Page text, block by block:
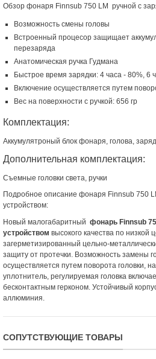
Обзор фонаря Finnsub 750 LM ручной с
Возможность смены головы
Встроенный процесор защищает
перезаряда
Анатомическая ручка Гудмана
Быстрое время зарядки: 4 часа - 80%, 6
Включение осуществляется путем
Вес на поверхности с ручкой: 656 гр
Комплектация:
Аккумулятроный блок фонаря, голова,
Дополнительная комплектация:
Съемные головки света, ручки
Подробное описание фонаря Finnsub 750
устройством:
Новый малогабаритный фонарь Finnsub
устройством высокого качества по
загерметизированный цельно-
защиту от протечки. Возможность замены
осуществляется путем поворота головки,
уплотнитель, регулируемая головка
бесконтактным герконом. Устойчивый
аллюминия.
СОПУТСТВУЮЩИЕ ТОВАРЫ